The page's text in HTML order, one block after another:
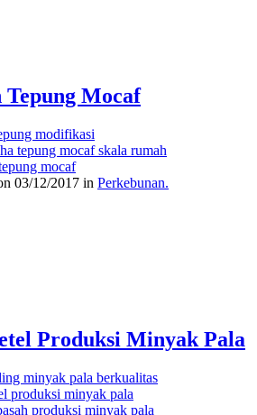
Tepung Mocaf
modifikasi
tepung mocaf skala rumah
mocaf
03/12/2017 in Perkebunan.
Produksi Minyak Pala
minyak pala berkualitas
produksi minyak pala
produksi minyak pala